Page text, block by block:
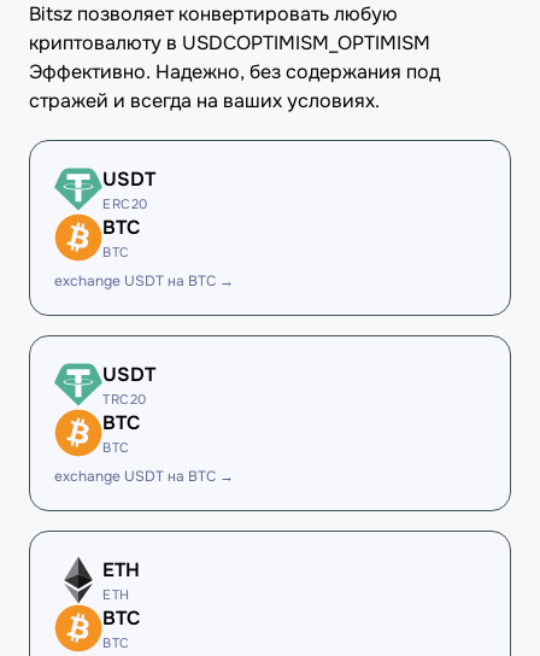
Bitsz позволяет конвертировать любую
криптовалюту в USDCOPTIMISM_OPTIMISM
Эффективно. Надежно, без содержания под
стражей и всегда на ваших условиях.
USDT
ERC20
BTC
BTC
exchange USDT на BTC →
USDT
TRC20
BTC
BTC
exchange USDT на BTC →
ETH
ETH
BTC
BTC